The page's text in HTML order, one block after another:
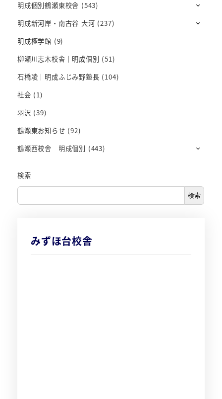
明成個別鶴瀬東校舎 (543)
明成新河岸・南古谷 大河 (237)
明成極学館 (9)
柳瀬川志木校舎｜明成個別 (51)
石橋凌｜明成ふじみ野塾長 (104)
社会 (1)
羽沢 (39)
鶴瀬東お知らせ (92)
鶴瀬西校舎 明成個別 (443)
検索
検索
みずほ台校舎